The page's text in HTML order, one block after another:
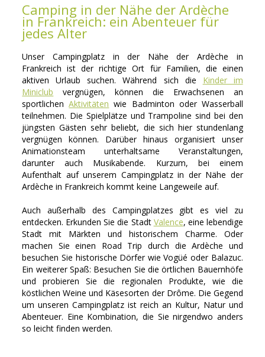
Camping in der Nähe der Ardèche
in Frankreich: ein Abenteuer für
jedes Alter
Unser Campingplatz in der Nähe der Ardèche in
Frankreich ist der richtige Ort für Familien, die einen
aktiven Urlaub suchen. Während sich die Kinder im
Miniclub vergnügen, können die Erwachsenen an
sportlichenAktivitäten wie Badminton oder Wasserball
teilnehmen. Die Spielplätze und Trampoline sind bei den
jüngsten Gästen sehr beliebt, die sich hier stundenlang
vergnügen können. Darüber hinaus organisiert unser
Animationsteam unterhaltsame Veranstaltungen,
darunter auch Musikabende. Kurzum, bei einem
Aufenthalt auf unserem Campingplatz in der Nähe der
Ardèche in Frankreich kommt keine Langeweile auf.
Auch außerhalb des Campingplatzes gibt es viel zu
entdecken. Erkunden Sie die Stadt Valence, eine lebendige
Stadt mit Märkten und historischem Charme. Oder
machen Sie einen Road Trip durch die Ardèche und
besuchen Sie historische Dörfer wie Vogüé oder Balazuc.
Ein weiterer Spaß: Besuchen Sie die örtlichen Bauernhöfe
und probieren Sie die regionalen Produkte, wie die
köstlichen Weine und Käsesorten der Drôme. Die Gegend
um unseren Campingplatz ist reich an Kultur, Natur und
Abenteuer. Eine Kombination, die Sie nirgendwo anders
so leicht finden werden.